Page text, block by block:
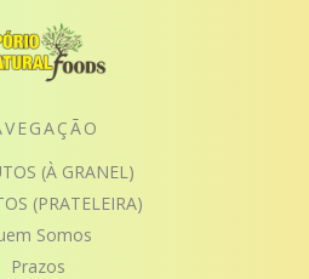
(À GRANEL)
(PRATELEIRA)
Somos
Prazos